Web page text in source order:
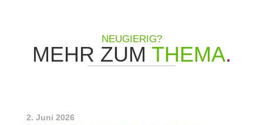
NEUGIERIG?
MEHR ZUM THEMA.
2. Juni 2026